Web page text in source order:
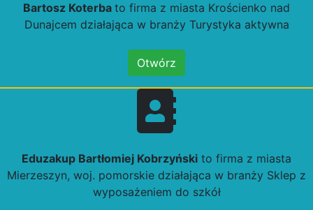
Bartosz Koterba to firma z miasta Krościenko nad
Dunajcem działająca w branży Turystyka aktywna
Otwórz
Eduzakup Bartłomiej Kobrzyński to firma z miasta
Mierzeszyn, woj. pomorskie działająca w branży Sklep z
wyposażeniem do szkół